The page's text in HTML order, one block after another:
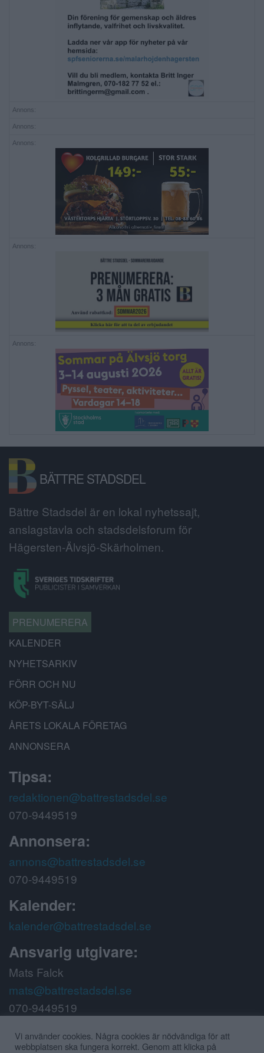
Annons:
Annons:
Annons:
Annons:
Annons:
BÄTTRE STADSDEL
Bättre Stadsdel är en lokal nyhetssajt,
anslagstavla och stadsdelsforum för
Hägersten-Älvsjö-Skärholmen.
PRENUMERERA
KALENDER
NYHETSARKIV
FÖRR OCH NU
KÖP-BYT-SÄLJ
ÅRETS LOKALA FÖRETAG
ANNONSERA
Tipsa:
redaktionen@battrestadsdel.se
070-9449519
Annonsera:
annons@battrestadsdel.se
070-9449519
Kalender:
kalender@battrestadsdel.se
Ansvarig utgivare:
Mats Falck
mats@battrestadsdel.se
070-9449519
Följ oss på:
Vi använder cookies. Några cookies är nödvändiga för att
webbplatsen ska fungera korrekt. Genom att klicka på